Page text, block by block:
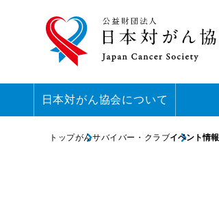
日本対がん協会について
トップがんサバイバー・クラブイベント情報